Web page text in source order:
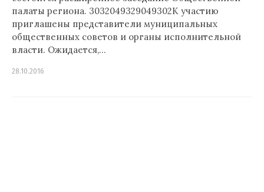
палаты региона. 3032049329049302К участию
приглашены представители муниципальных
общественных советов и органы исполнительной
власти. Ожидается,…
28.10.2016